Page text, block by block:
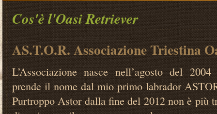
Cos'è l'Oasi Retriever
AS.T.O.R. Associazione Triestina
L’Associazione nasce nell’agosto del 2004
prende il nome dal mio primo labrador
Purtroppo Astor dalla fine del 2012 non è più